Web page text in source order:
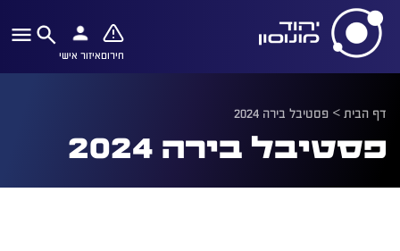
חירוםאיזור אישי
דף הבית> פסטיבל בירה 2024
פסטיבל בירה 2024